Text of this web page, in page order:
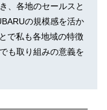
、各地のセールスと
の規模感を活か
で私も各地域の特徴
も取り組みの意義を